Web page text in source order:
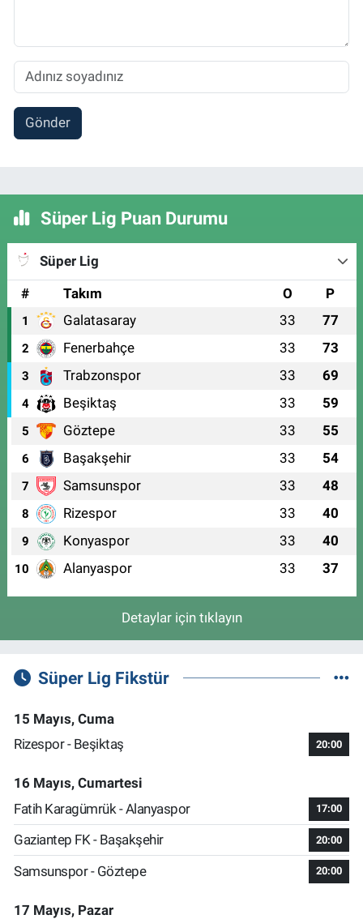
Gönder
Süper Lig Puan Durumu
Süper Lig
#
Takım O P
1 Galatasaray 33 77
2 Fenerbahçe 33 73
3 Trabzonspor 33 69
4 Beşiktaş 33 59
5 Göztepe 33 55
6 Başakşehir 33 54
7 Samsunspor 33 48
8 Rizespor 33 40
9 Konyaspor 33 40
10 Alanyaspor 33 37
Detaylar için tıklayın
Süper Lig Fikstür
15 Mayıs, Cuma
Rizespor - Beşiktaş
20:00
16 Mayıs, Cumartesi
Fatih Karagümrük - Alanyaspor
17:00
Gaziantep FK - Başakşehir 20:00
Samsunspor - Göztepe 20:00
17 Mayıs, Pazar